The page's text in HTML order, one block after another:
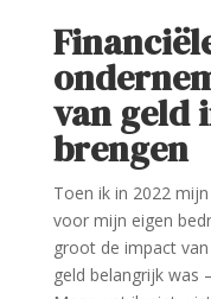
van geld
brengen
Toen ik in 2022
voor mijn eigen
groot de impact
geld belangrijk was